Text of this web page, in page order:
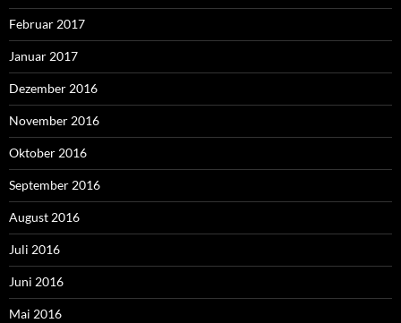
Februar 2017
Januar 2017
Dezember 2016
November 2016
Oktober 2016
September 2016
August 2016
Juli 2016
Juni 2016
Mai 2016